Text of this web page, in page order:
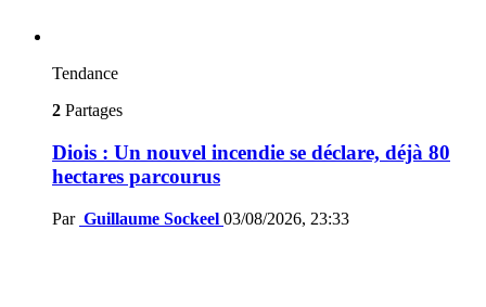
Tendance
2 Partages
Diois : Un nouvel incendie se déclare, déjà 80
hectares parcourus
Par Guillaume Sockeel 03/08/2026, 23:33